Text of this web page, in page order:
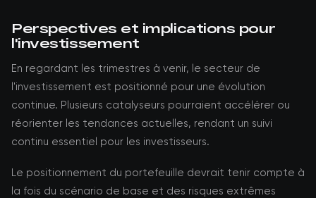
Perspectives et implications pour
l'investissement
En regardant les trimestres à venir, le secteur de
l'investissement est positionné pour une évolution
continue. Plusieurs catalyseurs pourraient accélérer ou
réorienter les tendances actuelles, rendant un suivi
continu essentiel pour les investisseurs.
Le positionnement du portefeuille devrait tenir compte à
la fois du scénario de base et des risques extrêmes